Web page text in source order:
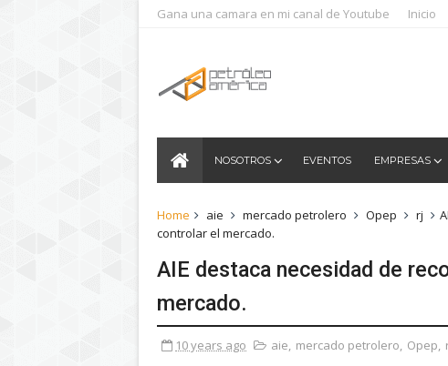
Gana una camara en mi canal de Youtube Inicio
NOSOTROS EVENTOS EMPRESAS
Home aie mercado petrolero Opep rj
controlar el mercado.
AIE destaca necesidad de
mercado.
10 years ago aie, mercado petrolero, Opep,